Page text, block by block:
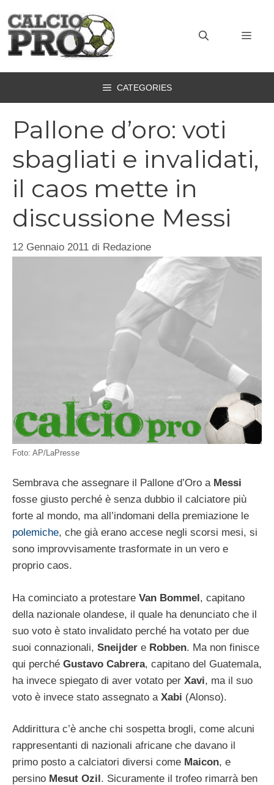
contenuto
CATEGORIES
Pallone d’oro: voti
sbagliati e invalidati,
il caos mette in
discussione Messi
12 Gennaio 2011 di Redazione
Foto: AP/LaPresse
Sembrava che assegnare il Pallone d’Oro a Messi
fosse giusto perché è senza dubbio il calciatore più
forte al mondo, ma all’indomani della premiazione le
polemiche, che già erano accese negli scorsi mesi, si
sono improvvisamente trasformate in un vero e
proprio caos.
Ha cominciato a protestare Van Bommel, capitano
della nazionale olandese, il quale ha denunciato che il
suo voto è stato invalidato perché ha votato per due
suoi connazionali, Sneijder e Robben. Ma non finisce
qui perché Gustavo Cabrera, capitano del Guatemala,
ha invece spiegato di aver votato per Xavi, ma il suo
voto è invece stato assegnato a Xabi (Alonso).
Addirittura c’è anche chi sospetta brogli, come alcuni
rappresentanti di nazionali africane che davano il
primo posto a calciatori diversi come Maicon, e
persino Mesut Ozil. Sicuramente il trofeo rimarrà ben